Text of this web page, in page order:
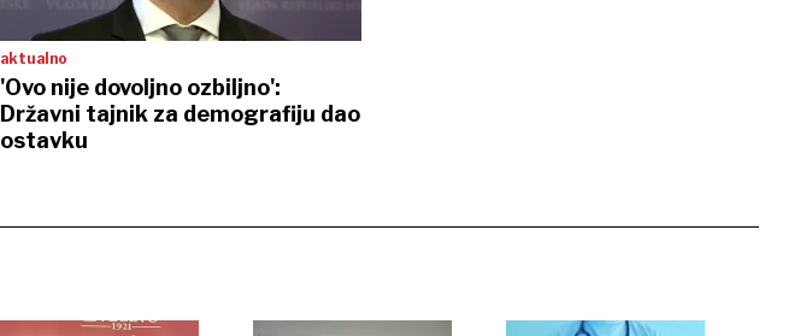
aktualno
'Ovo nije dovoljno ozbiljno':
Državni tajnik za demografiju dao
ostavku